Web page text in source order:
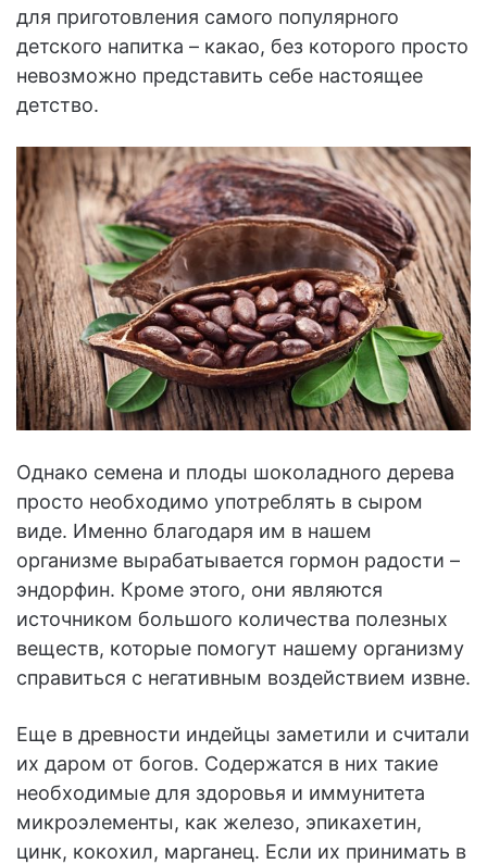
для приготовления самого популярного
детского напитка – какао, без которого просто
невозможно представить себе настоящее
детство.
Однако семена и плоды шоколадного дерева
просто необходимо употреблять в сыром
виде. Именно благодаря им в нашем
организме вырабатывается гормон радости –
эндорфин. Кроме этого, они являются
источником большого количества полезных
веществ, которые помогут нашему организму
справиться с негативным воздействием извне.
Еще в древности индейцы заметили и считали
их даром от богов. Содержатся в них такие
необходимые для здоровья и иммунитета
микроэлементы, как железо, эпикахетин,
цинк, кокохил, марганец. Если их принимать в